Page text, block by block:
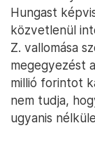
Hungast
közvetlenül
Z. vallomása
megegyezést
millió forintot
nem tudja,
ugyanis